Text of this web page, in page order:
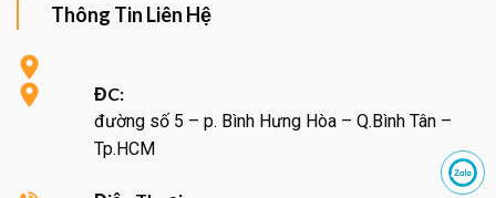
Thông Tin Liên Hệ
ĐC:
đường số 5 – p. Bình Hưng Hòa – Q.Bình Tân –
Tp.HCM